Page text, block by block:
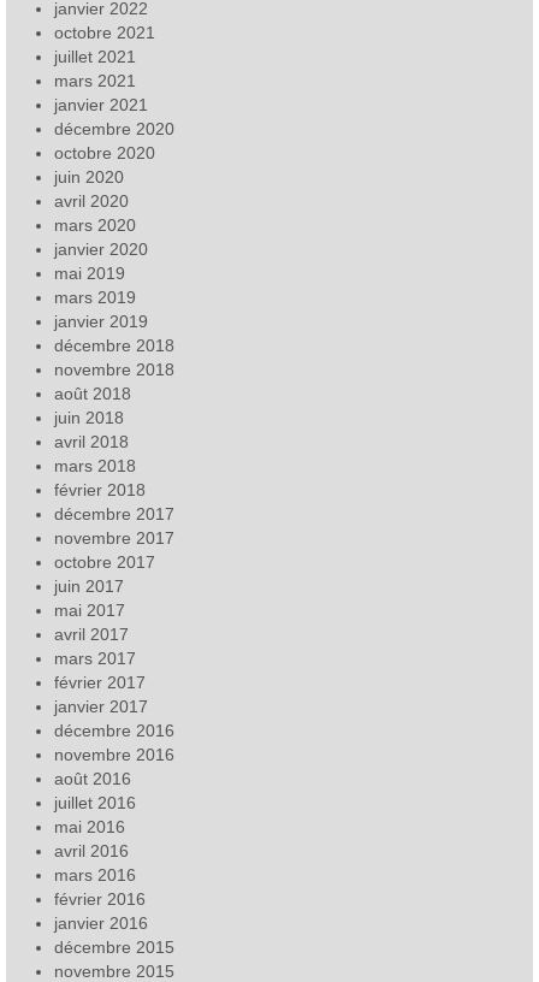
janvier 2022
octobre 2021
juillet 2021
mars 2021
janvier 2021
décembre 2020
octobre 2020
juin 2020
avril 2020
mars 2020
janvier 2020
mai 2019
mars 2019
janvier 2019
décembre 2018
novembre 2018
août 2018
juin 2018
avril 2018
mars 2018
février 2018
décembre 2017
novembre 2017
octobre 2017
juin 2017
mai 2017
avril 2017
mars 2017
février 2017
janvier 2017
décembre 2016
novembre 2016
août 2016
juillet 2016
mai 2016
avril 2016
mars 2016
février 2016
janvier 2016
décembre 2015
novembre 2015